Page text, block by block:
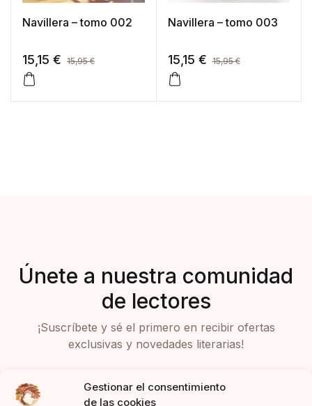
Gestionar el consentimiento
de las cookies
Navillera – tomo 002
15,15 € 15,95€
Navillera – tomo 003
15,15 € 15,95€
Únete a nuestra comunidad
de lectores
¡Suscríbete y sé el primero en recibir ofertas
exclusivas y novedades literarias!